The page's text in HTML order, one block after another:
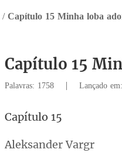
/ Capítulo 15 Minha loba
Capítulo 15
Palavras: 1758 | Lançado
ítu
ander